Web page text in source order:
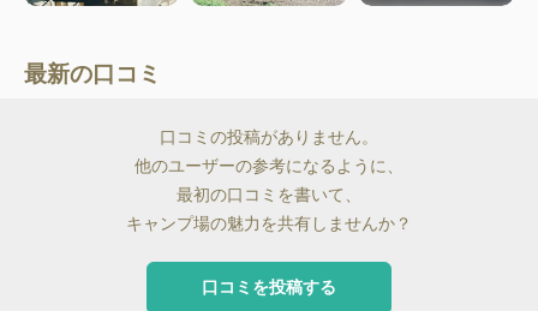
最新の口コミ
口コミの投稿がありません。
他のユーザーの参考になるように、
最初の口コミを書いて、
キャンプ場の魅力を共有しませんか？
口コミを投稿する